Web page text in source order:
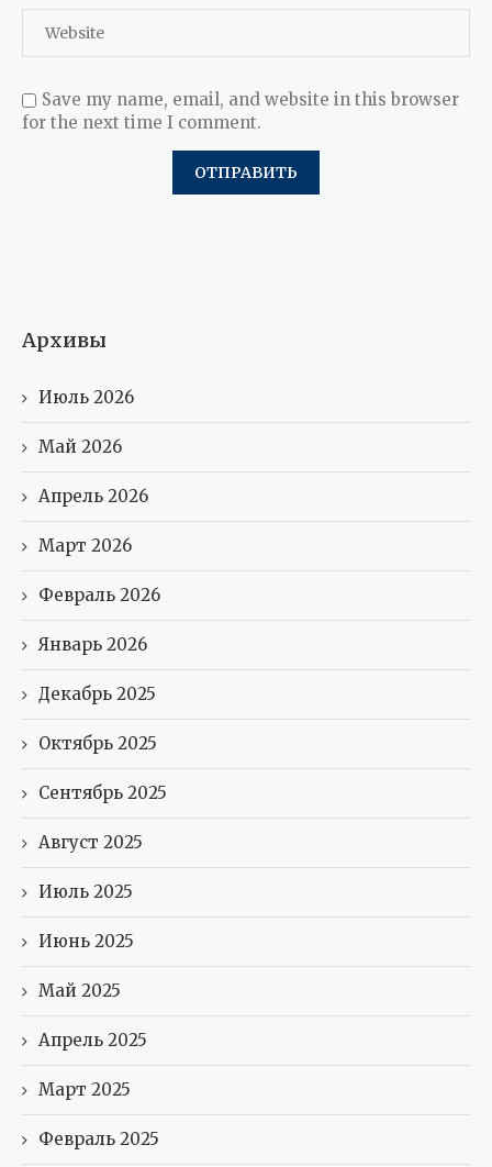
Save my name, email, and website in this browser
for the next time I comment.
Архивы
Июль 2026
Май 2026
Апрель 2026
Март 2026
Февраль 2026
Январь 2026
Декабрь 2025
Октябрь 2025
Сентябрь 2025
Август 2025
Июль 2025
Июнь 2025
Май 2025
Апрель 2025
Март 2025
Февраль 2025